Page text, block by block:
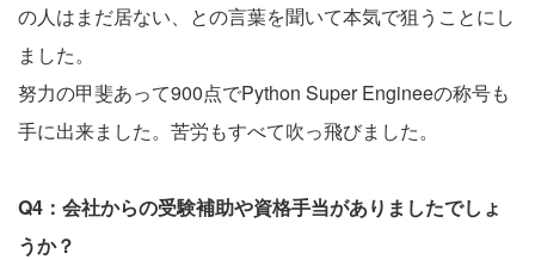
の人はまだ居ない、との言葉を聞いて本気で狙うことにし
ました。
努力の甲斐あって900点でPython Super Engineeの称号も
手に出来ました。苦労もすべて吹っ飛びました。
Q4：会社からの受験補助や資格手当がありましたでしょ
うか？